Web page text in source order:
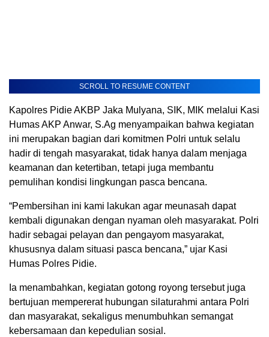
SCROLL TO RESUME CONTENT
Kapolres Pidie AKBP Jaka Mulyana, SIK, MIK melalui Kasi
Humas AKP Anwar, S.Ag menyampaikan bahwa kegiatan
ini merupakan bagian dari komitmen Polri untuk selalu
hadir di tengah masyarakat, tidak hanya dalam menjaga
keamanan dan ketertiban, tetapi juga membantu
pemulihan kondisi lingkungan pasca bencana.
“Pembersihan ini kami lakukan agar meunasah dapat
kembali digunakan dengan nyaman oleh masyarakat. Polri
hadir sebagai pelayan dan pengayom masyarakat,
khususnya dalam situasi pasca bencana,” ujar Kasi
Humas Polres Pidie.
Ia menambahkan, kegiatan gotong royong tersebut juga
bertujuan mempererat hubungan silaturahmi antara Polri
dan masyarakat, sekaligus menumbuhkan semangat
kebersamaan dan kepedulian sosial.